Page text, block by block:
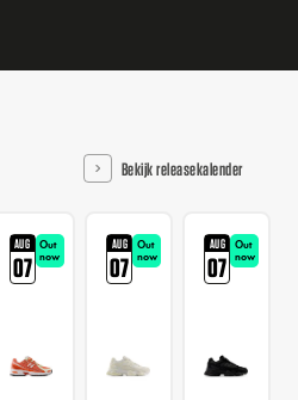
Bekijk releasekalender
AUG
07
Out
now
AUG
07
Out
now
AUG
07
Out
now